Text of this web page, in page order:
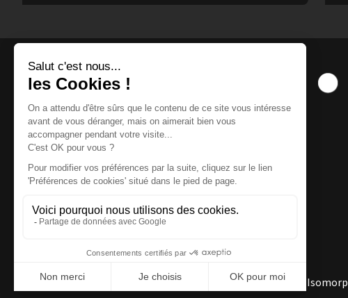
Magazine et site internet culturels varois.
Termes et conditions
|Gestion des cookies Réalisation